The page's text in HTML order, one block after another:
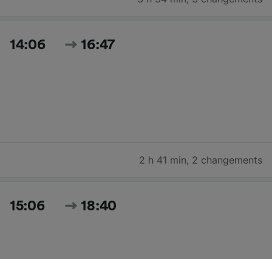
14:06 16:47
2 h 41 min, 2 changements
15:06 18:40